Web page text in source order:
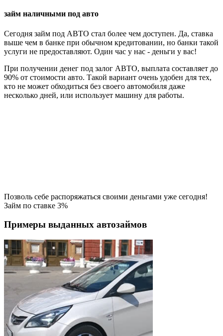
займ наличными под авто
Сегодня займ под АВТО стал более чем доступен. Да, ставка
выше чем в банке при обычном кредитовании, но банки такой
услуги не предоставляют. Один час у нас - деньги у вас!
При получении денег под залог АВТО, выплата составляет до
90% от стоимости авто. Такой вариант очень удобен для тех,
кто не может обходиться без своего автомобиля даже
несколько дней, или использует машину для работы.
Позволь себе распоряжаться своими деньгами уже сегодня!
Займ по ставке 3%
Примеры выданных автозаймов